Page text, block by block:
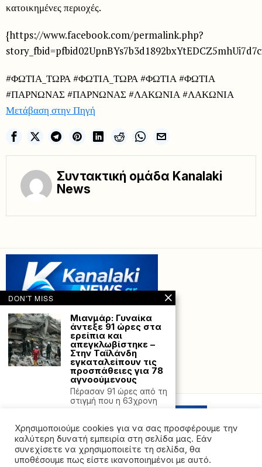
κατοικημένες περιοχές.
{https://www.facebook.com/permalink.php?
#ΦΩΤΙΑ_ΤΩΡΑ #ΦΩΤΙΑ_ΤΩΡΑ #ΦΩΤΙΑ #ΦΩΤΙΑ
#ΠΑΡΝΩΝΑΣ #ΠΑΡΝΩΝΑΣ #ΛΑΚΩΝΙΑ #ΛΑΚΩΝΙΑ
Μετάβαση στην Πηγή
Συντακτική ομάδα Kanalaki
News
by Hostville”)
Χρησιμοποιούμε cookies για να σας προσφέρουμε την
καλύτερη δυνατή εμπειρία στη σελίδα μας. Εάν
συνεχίσετε να χρησιμοποιείτε τη σελίδα, θα
υποθέσουμε πως είστε ικανοποιημένοι με αυτό.
DON'T MISS
Μιανμάρ: Γυναίκα
άντεξε 91 ώρες στα
ερείπια και
απεγκλωβίστηκε –
Στην Ταϊλάνδη
εγκαταλείπουν τις
προσπάθειες για 78
αγνοούμενους
Πέρασαν 91 ώρες από τη
στιγμή που η 63χρονη
στο Ρέθυμνο: Της
έδωσαν ναρκωτικά
και τη βίασαν –
Γνωστός τράπερ
αναζητείται από τις